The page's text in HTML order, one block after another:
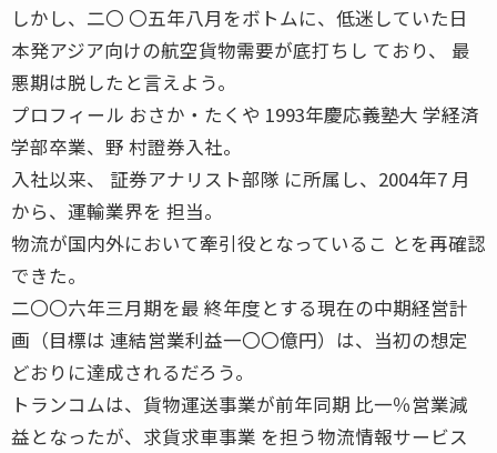
しかし、二〇 〇五年八月をボトムに、低迷していた日
本発アジア向けの航空貨物需要が底打ちし ており、 最
悪期は脱したと言えよう。
プロフィール おさか・たくや 1993年慶応義塾大 学経済
学部卒業、野 村證券入社。
入社以来、 証券アナリスト部隊 に所属し、2004年7 月
から、運輸業界を 担当。
物流が国内外において牽引役となっているこ とを再確認
できた。
二〇〇六年三月期を最 終年度とする現在の中期経営計
画（目標は 連結営業利益一〇〇億円）は、当初の想定
どおりに達成されるだろう。
トランコムは、貨物運送事業が前年同期 比一％営業減
益となったが、求貨求車事業 を担う物流情報サービス